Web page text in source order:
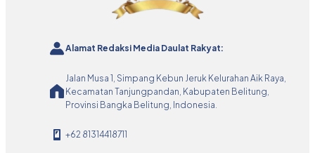
Alamat Redaksi Media Daulat Rakyat:
Jalan Musa 1, Simpang Kebun Jeruk Kelurahan Aik Raya,
Kecamatan Tanjungpandan, Kabupaten Belitung,
Provinsi Bangka Belitung, Indonesia.
+62 81314418711